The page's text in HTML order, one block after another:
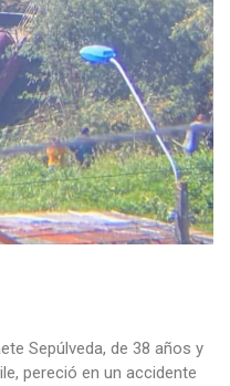
Sepúlveda, de 38 años y
pereció en un accidente